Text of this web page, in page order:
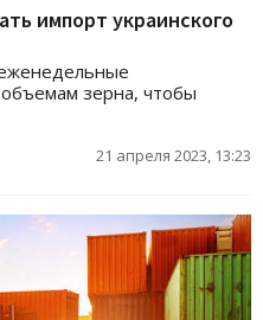
импорт украинского
зерна, чтобы
21 апреля 2023, 13:23